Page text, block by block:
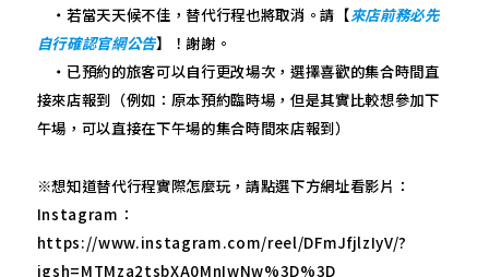
・若當天天候不佳，替代行程也將取消。請【來店前務必先
自行確認官網公告】！謝謝。
・已預約的旅客可以自行更改場次，選擇喜歡的集合時間直
接來店報到（例如：原本預約臨時場，但是其實比較想參加下
午場，可以直接在下午場的集合時間來店報到）
※想知道替代行程實際怎麼玩，請點選下方網址看影片：
Instagram：
https://www.instagram.com/reel/DFmJfjlzIyV/?
igsh=MTMza2tsbXA0MnIwNw%3D%3D